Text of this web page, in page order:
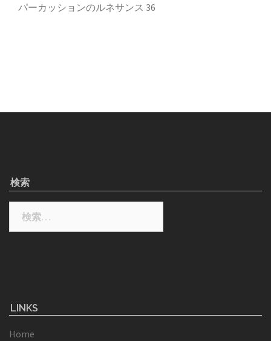
パーカッションのルネサンス 36
検索
LINKS
Home